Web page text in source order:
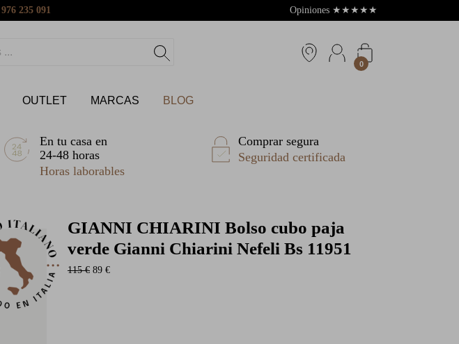
976 235 091 Opiniones ★ ★ ★ ★ ★
0
OUTLET MARCAS BLOG
En tu casa en
24-48 horas
Horas laborables
Comprar segura
Seguridad certificada
GIANNI CHIARINI Bolso cubo paja
verde Gianni Chiarini Nefeli Bs 11951
115 € 89 €